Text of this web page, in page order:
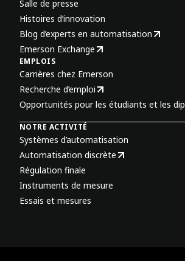
Salle de presse
Histoires d’innovation
Blog d’experts en automatisation
Emerson Exchange
EMPLOIS
Carrières chez Emerson
Recherche d’emploi
Opportunités pour les étudiants et les
NOTRE ACTIVITÉ
Systèmes d’automatisation
Automatisation discrète
Régulation finale
Instruments de mesure
Essais et mesures